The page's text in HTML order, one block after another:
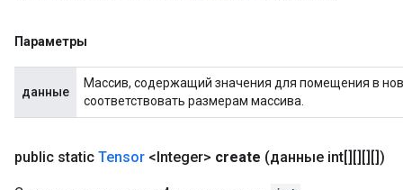
Параметры
данные
Массив, содержащий значения для помещения в
соответствовать размерам массива.
public static Tensor <Integer> create (данные int[][][][])